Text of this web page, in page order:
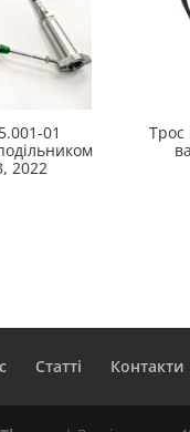
01
2022
Трос
Статті Контакти